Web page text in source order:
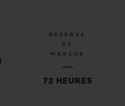
RÉSERVE
DE
MARCHE
72 HEURES